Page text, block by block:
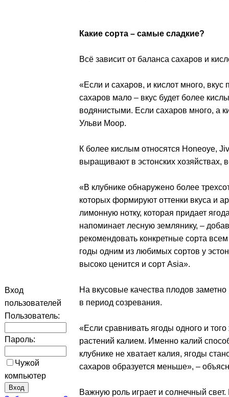
Вход
пользователей
Пользователь:
Пароль:
Чужой
компьютер
Какие сорта – самые сладкие?
Всё зависит от баланса сахаров и
«Если и сахаров, и кислот много,
сахаров мало – вкус будет более
водянистыми. Если сахаров много, а
Ульви Моор.
К более кислым относятся Honeoye,
выращивают в эстонских хозяйствах,
«В клубнике обнаружено более
которых формируют оттенки вкуса и
лимонную нотку, которая придает
напоминает лесную землянику, –
рекомендовать конкретные сорта
годы одним из любимых сортов у
высоко ценится и сорт Asia».
На вкусовые качества плодов
в период созревания.
«Если сравнивать ягоды одного и
растений калием. Именно калий
клубнике не хватает калия, ягоды
сахаров образуется меньше», –
Важную роль играет и солнечный